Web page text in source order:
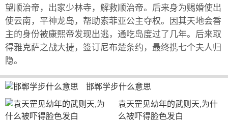
望顺治帝，出家少林寺，解救顺治帝。后来身为赐婚使出
使云南，平神龙岛，帮助索菲亚公主夺权。因其天地会香
主的身份被康熙帝发现出逃，通吃岛度过了几年。后来取
得雅克萨之战大捷，签订尼布楚条约，最终携七个夫人归
隐。
邯郸学步什么意思
袁天罡见幼年的武则天,为什
么被吓得脸色发白